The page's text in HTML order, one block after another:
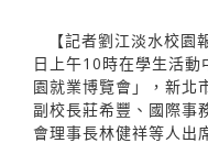
【記者劉江淡水校
日上午10時在學生活
園就業博覽會」，新北
副校長莊希豐、國際事
會理事長林健祥等人出